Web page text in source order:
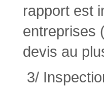
rapport est
entreprises
devis au
3/